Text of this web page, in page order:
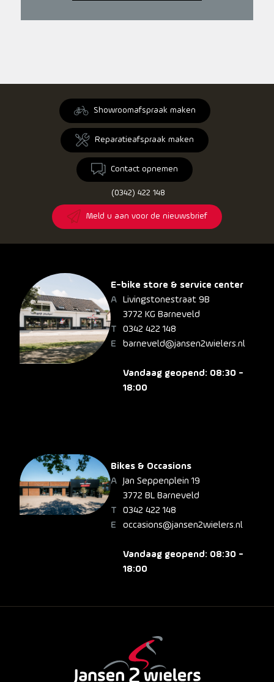
Showroomafspraak maken
Reparatieafspraak maken
Contact opnemen
(0342) 422 148
Meld u aan voor de nieuwsbrief
E-bike store & service center
Livingstonestraat 9B
3772 KG Barneveld
0342 422 148
barneveld@jansen2wielers.nl
Vandaag geopend: 08:30 -
18:00
Bikes & Occasions
Jan Seppenplein 19
3772 BL Barneveld
0342 422 148
occasions@jansen2wielers.nl
Vandaag geopend: 08:30 -
18:00